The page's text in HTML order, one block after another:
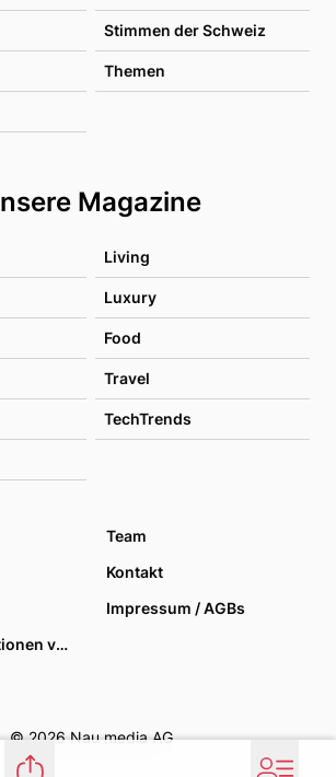
Stimmen der Schweiz
Themen
Magazine
Living
Luxury
Food
Travel
TechTrends
Team
Kontakt
Impressum / AGBs
Datenschutzoptionen verwalten
© 2026 Nau media AG